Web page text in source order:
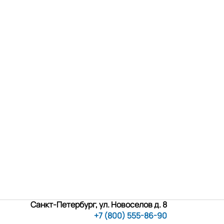
Санкт-Петербург, ул. Новоселов д. 8
+7 (800) 555-86-90